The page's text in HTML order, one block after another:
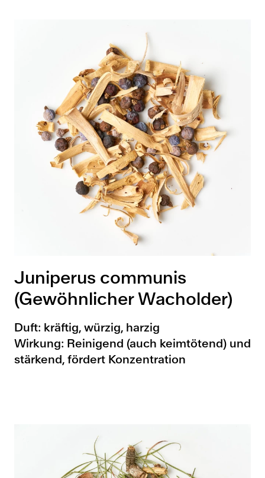
Juniperus communis
(Gewöhnlicher Wacholder)
Duft: kräftig, würzig, harzig
Wirkung: Reinigend (auch keimtötend) und
stärkend, fördert Konzentration